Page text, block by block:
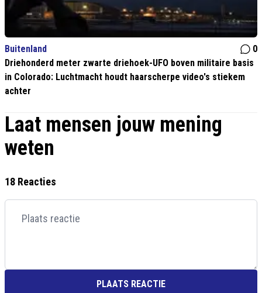
Buitenland
0
Driehonderd meter zwarte driehoek-UFO boven militaire basis
in Colorado: Luchtmacht houdt haarscherpe video's stiekem
achter
Laat mensen jouw mening
weten
18 Reacties
PLAATS REACTIE